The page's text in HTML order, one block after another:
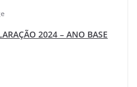
2024 – ANO BASE